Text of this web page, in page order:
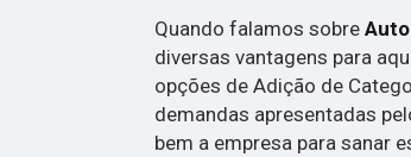
Quando falamos sobre
diversas vantagens para
opções de Adição de
demandas apresentadas
bem a empresa para sanar